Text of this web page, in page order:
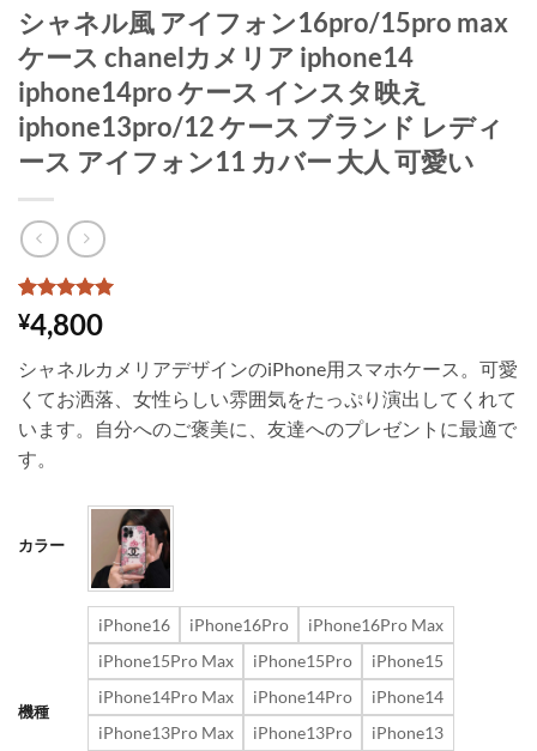
シャネル風 アイフォン16pro/15pro max
ケース chanelカメリア iphone14
iphone14pro ケース インスタ映え
iphone13pro/12 ケース ブランド レディ
ース アイフォン11 カバー 大人 可愛い
2
件の利用者
評価に基づ
価のうち、
5点
¥4,800
シャネルカメリアデザインのiPhone用スマホケース。可愛
くてお洒落、女性らしい雰囲気をたっぷり演出してくれて
います。自分へのご褒美に、友達へのプレゼントに最適で
す。
カラー
機種
iPhone16 iPhone16Pro
iPhone16Pro Max
iPhone15Pro Max
iPhone15Pro
iPhone15
iPhone14Pro Max
iPhone14Pro
iPhone14
iPhone13Pro Max
iPhone13Pro
iPhone13